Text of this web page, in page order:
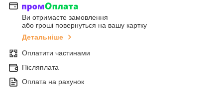
Ви отримаєте замовлення
або гроші повернуться на вашу картку
Детальніше
Оплатити частинами
Післяплата
Оплата на рахунок